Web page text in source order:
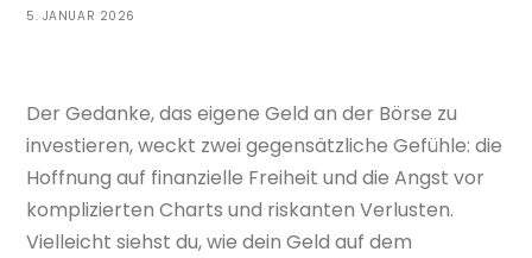
5. JANUAR 2026
Der Gedanke, das eigene Geld an der Börse zu
investieren, weckt zwei gegensätzliche Gefühle: die
Hoffnung auf finanzielle Freiheit und die Angst vor
komplizierten Charts und riskanten Verlusten.
Vielleicht siehst du, wie dein Geld auf dem